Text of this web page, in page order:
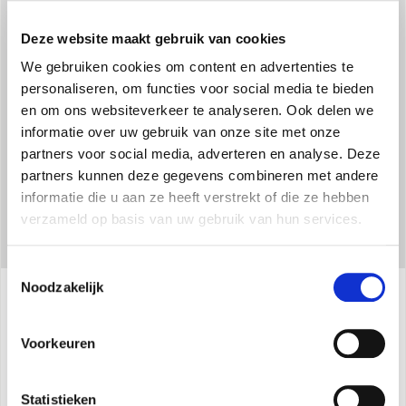
Deze website maakt gebruik van cookies
We gebruiken cookies om content en advertenties te
personaliseren, om functies voor social media te bieden
en om ons websiteverkeer te analyseren. Ook delen we
informatie over uw gebruik van onze site met onze
partners voor social media, adverteren en analyse. Deze
partners kunnen deze gegevens combineren met andere
informatie die u aan ze heeft verstrekt of die ze hebben
verzameld op basis van uw gebruik van hun services.
Noodzakelijk
Voorkeuren
Statistieken
Ook verkrijgbaar in de HP versie, met warmtepompfunctie, om
de traditionele verwarming in de tussenseizoenen te vervangen
of te versterken.
Specificaties
Koelvermogen min-max: